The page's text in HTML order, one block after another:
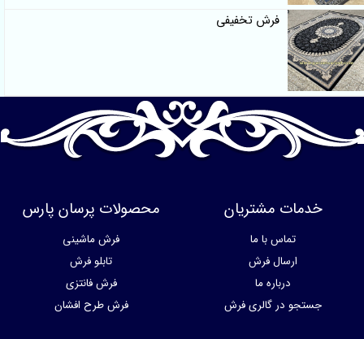
فرش تخفیفی
خدمات مشتریان
تماس با ما
ارسال فرش
درباره ما
جستجو در گالری فرش
محصولات پرسان پارس
فرش ماشینی
تابلو فرش
فرش فانتزی
فرش طرح افشان